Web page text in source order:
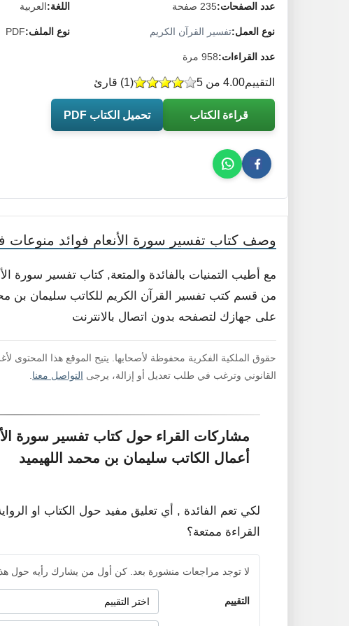
عدد الصفحات:235 صفحة اللغة:العربية
نوع العمل:تفسير القرآن الكريم نوع الملف:PDF
عدد القراءات:958 مرة
التقييم (
1) قارئ 4.00 من 5
قراءة الكتاب تحميل الكتاب PDF
وصف كتاب تفسير سورة الأنعام فوائد منوعات
مع أطيب التمنيات بالفائدة والمتعة, كتاب تفسير سورة
من قسم كتب تفسير القرآن الكريم للكاتب سليمان بن
على جهازك لتصفحه بدون اتصال بالانترنت
حقوق الملكية الفكرية محفوظة لأصحابها. يتيح الموقع هذا المحتوى
القانوني وترغب في طلب تعديل أو إزالة، يرجى التواصل معنا
مشاركات القراء حول كتاب تفسير سورة
أعمال الكاتب سليمان بن محمد اللهيميد
لكي تعم الفائدة , أي تعليق مفيد حول الكتاب او
القراءة ممتعة؟
لا توجد مراجعات منشورة بعد. كن أول من يشارك رأيه حول
التقييم